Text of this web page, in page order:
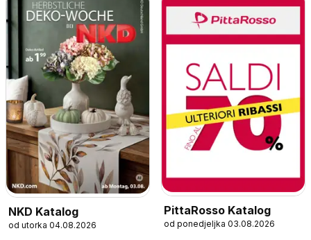
NKD Katalog
od utorka 04.08.2026
PittaRosso Katalog
od ponedjeljka 03.08.2026